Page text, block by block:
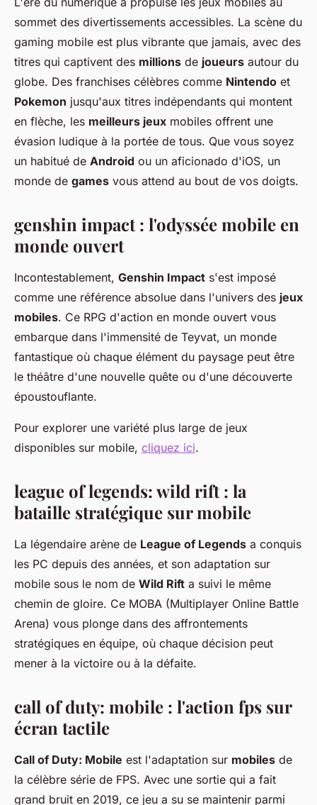
sommet des divertissements accessibles. La scène du
gaming mobile est plus vibrante que jamais, avec des
titres qui captivent des millions de joueurs autour du
globe. Des franchises célèbres comme Nintendo et
Pokemon jusqu'aux titres indépendants qui montent
en flèche, les meilleurs jeux mobiles offrent une
évasion ludique à la portée de tous. Que vous soyez
un habitué de Android ou un aficionado d'iOS, un
monde de games vous attend au bout de vos doigts.
genshin impact: l'odyssée mobile en
monde ouvert
Incontestablement, Genshin Impact s'est imposé
comme une référence absolue dans l'univers des jeux
mobiles. Ce RPG d'action en monde ouvert vous
embarque dans l'immensité de Teyvat, un monde
fantastique où chaque élément du paysage peut être
le théâtre d'une nouvelle quête ou d'une découverte
époustouflante.
Pour explorer une variété plus large de jeux
disponibles sur mobile, cliquez ici.
league of legends: wild rift: la
bataille stratégique sur mobile
La légendaire arène de League of Legends a conquis
les PC depuis des années, et son adaptation sur
mobile sous le nom de Wild Rift a suivi le même
chemin de gloire. Ce MOBA (Multiplayer Online Battle
Arena) vous plonge dans des affrontements
stratégiques en équipe, où chaque décision peut
mener à la victoire ou à la défaite.
call of duty: mobile : l'action fps sur
écran tactile
Call of Duty: Mobile est l'adaptation sur mobiles de
la célèbre série de FPS. Avec une sortie qui a fait
grand bruit en 2019, ce jeu a su se maintenir parmi